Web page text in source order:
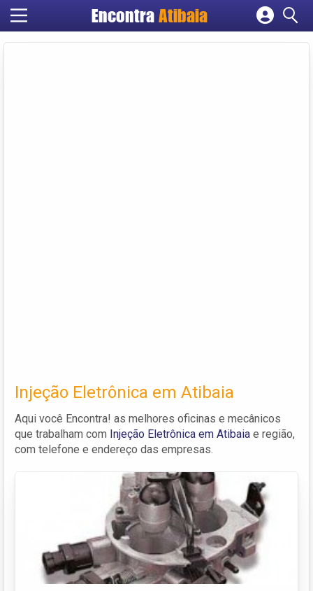
Encontra Atibaia
Cadastrar empresa
Injeção Eletrônica em Atibaia
Aqui você Encontra! as melhores oficinas e mecânicos
que trabalham com Injeção Eletrônica em Atibaia e região,
com telefone e endereço das empresas.